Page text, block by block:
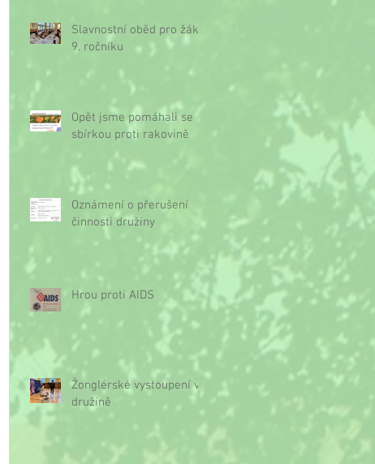
Slavnostní oběd pro žáky
9. ročníku
Opět jsme pomáhali se
sbírkou proti rakovině
Oznámení o přerušení
činnosti družiny
Hrou proti AIDS
Žonglérské vystoupení v
družině